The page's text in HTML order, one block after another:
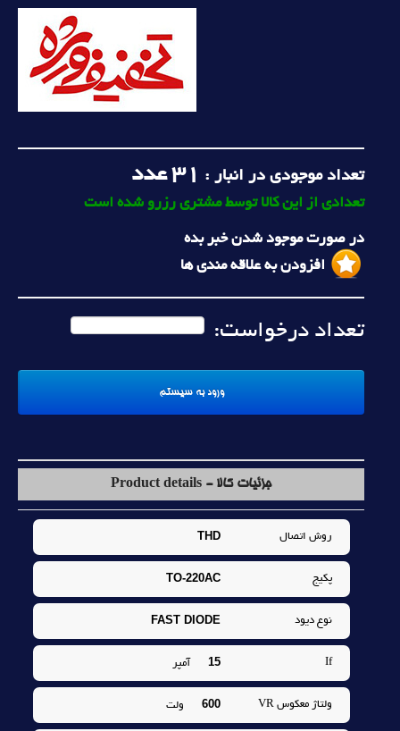
تعداد موجودی در انبار : 31 عدد
تعدادی از این کالا توسط مشتری رزرو شده است
در صورت موجود شدن خبر بده
افزودن به علاقه مندی ها
تعداد درخواست:
جزئیات کالا - Product details
روش اتصال THD
پکيج TO-220AC
نوع ديود FAST DIODE
If
15 آمپر
ولتاژ معکوس VR 600 ولت